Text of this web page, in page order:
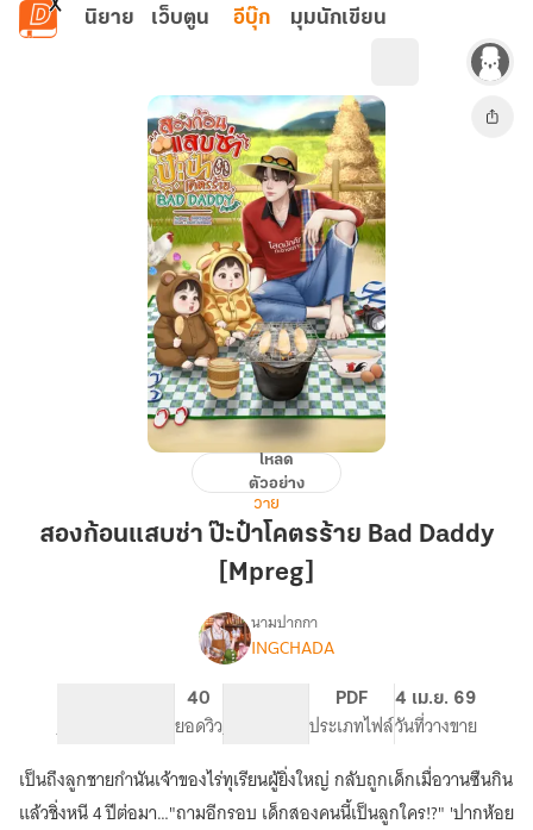
ข้ามไปยังเนื้อหาหลัก
นิยาย เว็บตูน อีบุ๊ก มุมนักเขียน
แสบ
Daddy
[Mpreg]
โหลด
ตัวอย่าง
วาย
สองก้อนแสบซ่า ป๊ะป๋าโคตรร้าย Bad Daddy
[Mpreg]
เรื่อง
ป๊ะป๋า
โคตร
ร้าย
นามปากกา
INGCHADA
จำนวนหน้า (A5)
40
ยอดวิวระดับเนื้อหา
PDF
ประเภทไฟล์
4 เม.ย. 69
วันที่วางขาย
เป็นถึงลูกชายกำนันเจ้าของไร่ทุเรียนผู้ยิ่งใหญ่ กลับถูกเด็กเมื่อวานซืนกิน
แล้วชิ่งหนี 4 ปีต่อมา…"ถามอีกรอบ เด็กสองคนนี้เป็นลูกใคร!?" 'ปากห้อย